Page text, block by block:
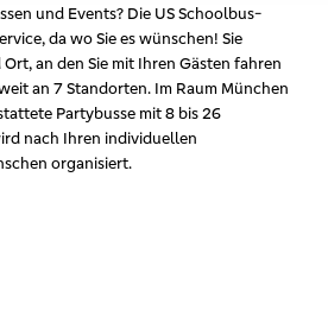
und Events? Die US Schoolbus-
da wo Sie es wünschen! Sie
an den Sie mit Ihren Gästen fahren
an 7 Standorten. Im Raum München
Partybusse mit 8 bis 26
nach Ihren individuellen
organisiert.